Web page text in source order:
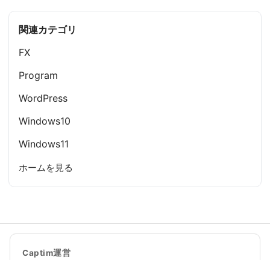
関連カテゴリ
FX
Program
WordPress
Windows10
Windows11
ホームを見る
Captim運営